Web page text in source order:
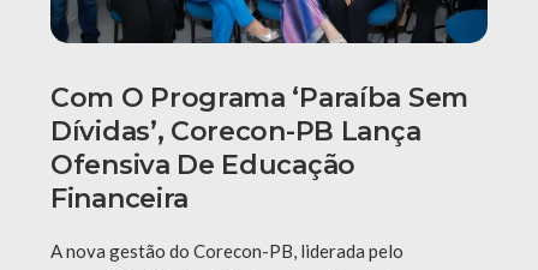
Com O Programa ‘Paraíba Sem
Dívidas’, Corecon-PB Lança
Ofensiva De Educação
Financeira
A nova gestão do Corecon-PB, liderada pelo